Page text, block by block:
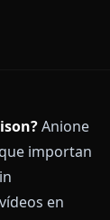
Anione
importan
en